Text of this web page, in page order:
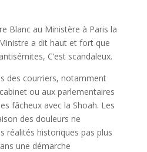
Blanc au Ministère à Paris la
a dit haut et fort que
C’est scandaleux.
des courriers, notamment
ou aux parlementaires
fâcheux avec la Shoah. Les
des douleurs ne
réalités historiques pas plus
une démarche